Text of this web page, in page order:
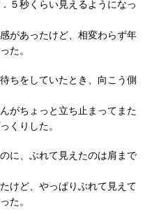
５秒くらい見えるようになっ
があったけど、相変わらず年
た。
ちをしていたとき、向こう側
がちょっと立ち止まってまた
くりした。
に、ぶれて見えたのは肩まで
けど、やっぱりぶれて見えて
た。